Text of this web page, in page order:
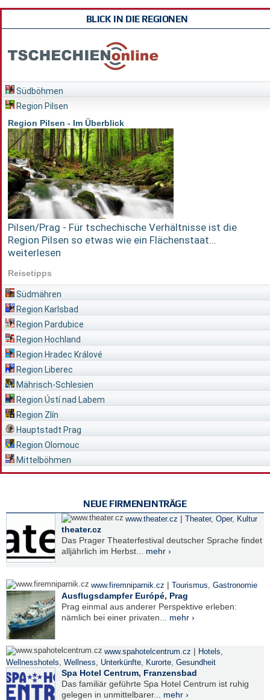
BLICK IN DIE REGIONEN
Südböhmen
Region Pilsen
Region Pilsen - Im Überblick
Pilsen/Prag - Für tschechische Verhältnisse ist die
Region Pilsen so etwas wie ein Flächenstaat...
weiterlesen
Reisetipps
Südmähren
Region Karlsbad
Region Pardubice
Region Hochland
Region Hradec Králové
Region Liberec
Mährisch-Schlesien
Region Ústí nad Labem
Region Zlín
Hauptstadt Prag
Region Olomouc
Mittelböhmen
NEUE FIRMENEINTRÄGE
www.theater.cz | Theater, Oper, Kultur
theater.cz
Das Prager Theaterfestival deutscher Sprache findet
alljährlich im Herbst... mehr ›
www.firemniparnik.cz | Tourismus Gastronomie
Ausflugsdampfer Európé, Prag
Prag einmal aus anderer Perspektive erleben:
nämlich bei einer privaten... mehr ›
www.spahotelcentrum.cz | Hotels
Wellnesshotels
Wellness Unterkünfte Kurorte Gesundheit
Spa Hotel Centrum, Franzensbad
Das familiär geführte Spa Hotel Centrum ist ruhig
gelegen in unmittelbarer... mehr ›